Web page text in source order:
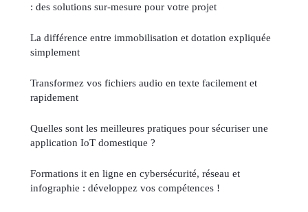
: des solutions sur-mesure pour votre projet
La différence entre immobilisation et dotation expliquée
simplement
Transformez vos fichiers audio en texte facilement et
rapidement
Quelles sont les meilleures pratiques pour sécuriser une
application IoT domestique ?
Formations it en ligne en cybersécurité, réseau et
infographie : développez vos compétences !